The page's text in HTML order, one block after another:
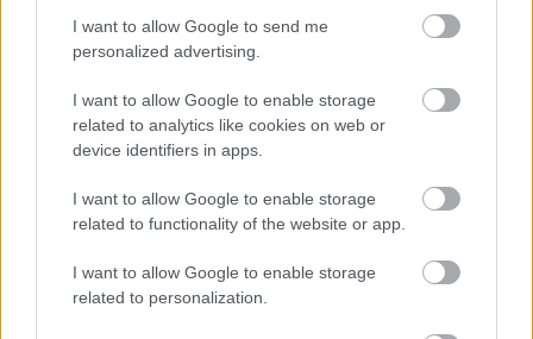
I want to allow Google to send me
personalized advertising.
I want to allow Google to enable storage
related to analytics like cookies on web or
device identifiers in apps.
I want to allow Google to enable storage
related to functionality of the website or app.
I want to allow Google to enable storage
related to personalization.
Szentgyörgyi Albert Technikumot igazgatja –
vagyonnyilatkozatában az ebből származó
jövedelmét nem tüntette fel. 50 százalékban
egy lakóház és egy Körös parti üdülő
tulajdonosa, amihez egy visszterhes motoros
kishajó tartozik. Kecskemét utcáin Toyota helyett
most már BMW márkájú autójával közlekedik.
Beltag egy bt-ben, mely a cégadatbázis alapján
2023-ban 6 millió nyereséget termelt. Banki